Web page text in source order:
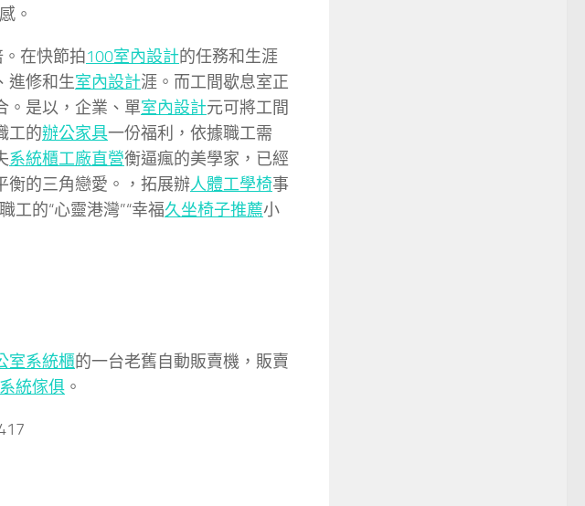
。
在快節拍100室內設計的任務和生涯
進修和生室內設計涯。而工間歇息室正
。是以，企業、單室內設計元可將工間
工的辦公家具一份福利，依據職工需
系統櫃工廠直營衡逼瘋的美學家，已經
衡的三角戀愛。，拓展辦人體工學椅事
工的“心靈港灣”“幸福久坐椅子推薦小
室系統櫃的一台老舊自動販賣機，販賣
統傢俱 。